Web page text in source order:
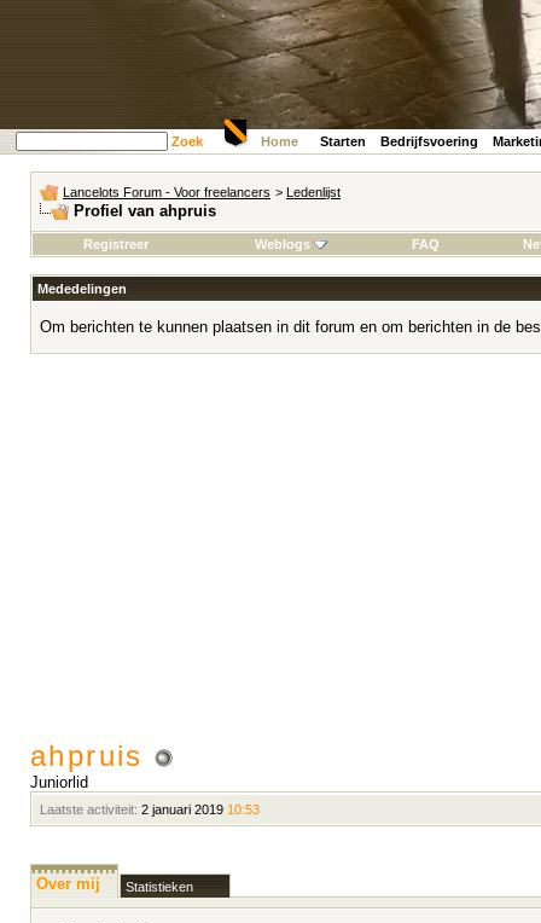
Zoek Home Starten Bedrijfsvoering
Lancelots Forum - Voor freelancers > Ledenlijst
Profiel van ahpruis
Registreer Weblogs FAQ
Mededelingen
Om berichten te kunnen plaatsen in dit forum en om berichten in de
ahpruis
Juniorlid
Laatste activiteit: 2 januari 2019 10:53
Over mij Statistieken